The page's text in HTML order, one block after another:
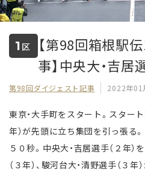
1 区
【第98回箱根駅
事】中央大・吉
第98回ダイジェスト記事 2022年01
東京・大手町をスタート。スタート
年）が先頭に立ち集団を引っ張る
５０秒。中央大・吉居選手（２年）
（３年）、駿河台大・清野選手（３年